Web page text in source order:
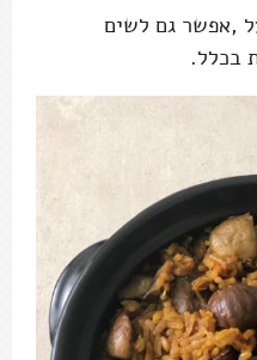
,אפשר גם לשים
בכלל.